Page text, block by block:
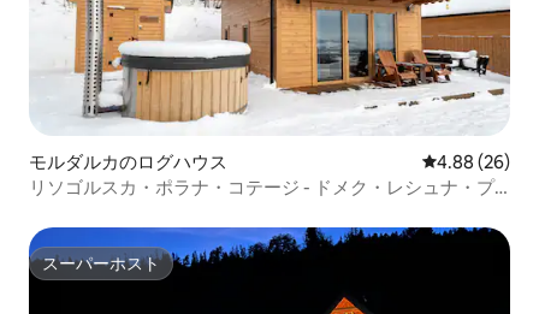
モルダルカのログハウス レビュー26
4.88 (26)
リソゴルスカ・ポラナ・コテージ - ドメク・レシュナ・プ
スーパーホスト
スーパーホスト